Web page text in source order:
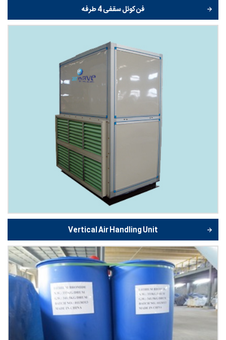
فن کوئل سقفی 4 طرفه
Vertical Air Handling Unit